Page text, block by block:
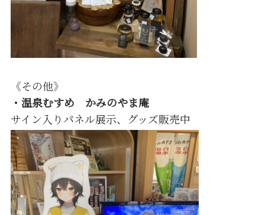
《その他》
・温泉むすめ かみのやま庵
サイン入りパネル展示、グッズ販売中